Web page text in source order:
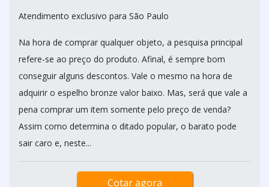
Atendimento exclusivo para São Paulo
Na hora de comprar qualquer objeto, a pesquisa principal
refere-se ao preço do produto. Afinal, é sempre bom
conseguir alguns descontos. Vale o mesmo na hora de
adquirir o espelho bronze valor baixo. Mas, será que vale a
pena comprar um item somente pelo preço de venda?
Assim como determina o ditado popular, o barato pode
sair caro e, neste...
Cotar agora